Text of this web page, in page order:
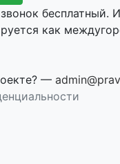
бесплатный.
как
—